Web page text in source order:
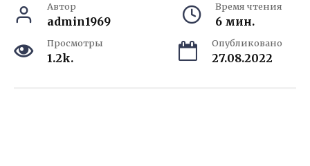
Автор
admin1969
Время чтения
6 мин.
Просмотры
1.2k.
Опубликовано
27.08.2022